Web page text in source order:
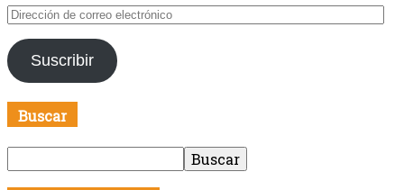
Dirección
de
correo
electrónico
Suscribir
Buscar